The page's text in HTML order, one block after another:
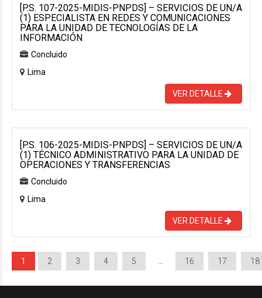
[P.S. 107-2025-MIDIS-PNPDS] – SERVICIOS DE UN/A
(1) ESPECIALISTA EN REDES Y COMUNICACIONES
PARA LA UNIDAD DE TECNOLOGÍAS DE LA
INFORMACIÓN
Concluido
Lima
VER DETALLE
[P.S. 106-2025-MIDIS-PNPDS] – SERVICIOS DE UN/A
(1) TÉCNICO ADMINISTRATIVO PARA LA UNIDAD DE
OPERACIONES Y TRANSFERENCIAS
Concluido
Lima
VER DETALLE
1 2 3 4 5 16 17 18